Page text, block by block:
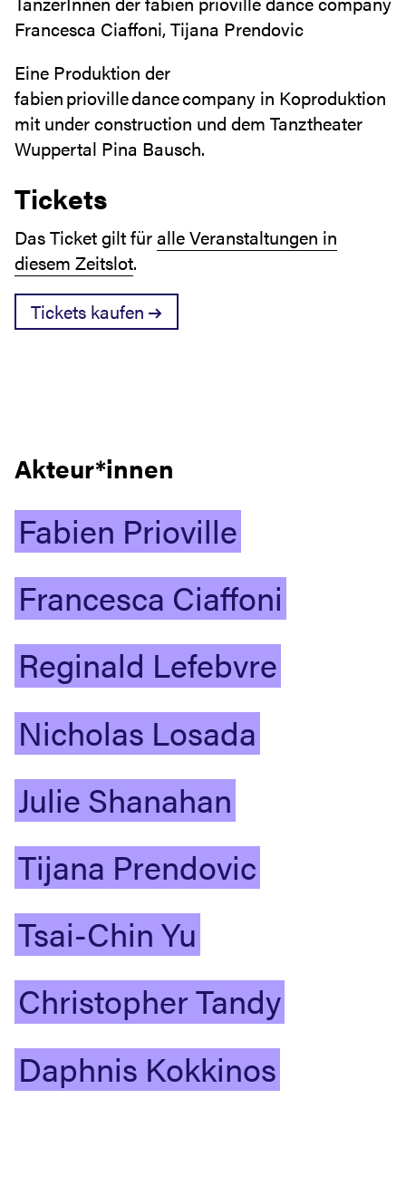
Francesca Ciaffoni, Tijana Prendovic
Eine Produktion der
fabien prioville dance company in Koproduktion
mit under construction und dem Tanztheater
Wuppertal Pina Bausch.
Tickets
Das Ticket gilt füralle Veranstaltungen in
diesem Zeitslot.
Tickets kaufen
Akteur*innen
Fabien Prioville
Francesca Ciaffoni
Reginald Lefebvre
Nicholas Losada
JulieShanahan
Tijana Prendovic
Tsai-ChinYu
ChristopherTandy
Daphnis Kokkinos